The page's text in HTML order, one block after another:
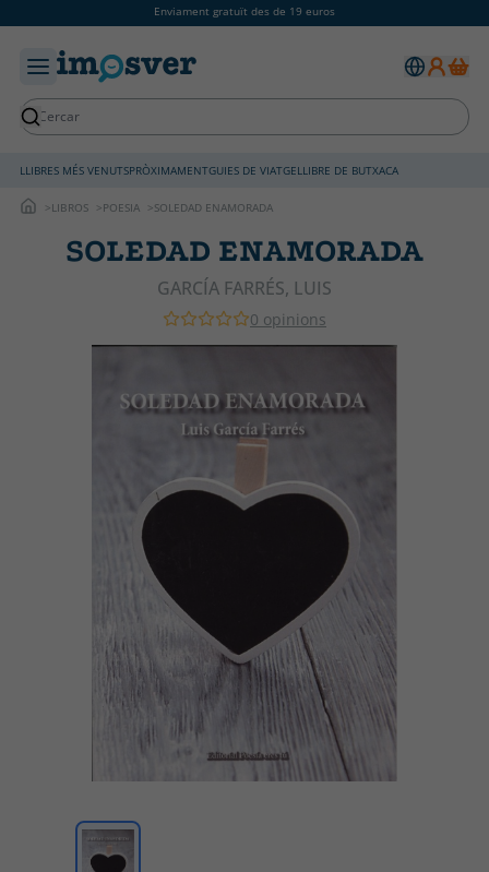
Enviament gratuït des de 19 euros
LLIBRES MÉS VENUTSPRÒXIMAMENTGUIES DE VIATGELLIBRE DE BUTXACA
LIBROS POESIA SOLEDAD ENAMORADA
SOLEDAD ENAMORADA
GARCÍA FARRÉS, LUIS
0 opinions